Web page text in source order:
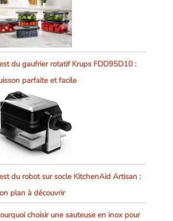
du gaufrier rotatif Krups FDD95D10 :
parfaite et facile
du robot sur socle KitchenAid Artisan :
plan à découvrir
choisir une sauteuse en inox pour